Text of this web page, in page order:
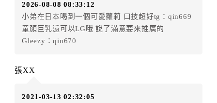
訂單異動後，訂單費用總計小於原訂單費用總計時，訂
房者不得要求退其差額。（限原訂飯店）
（提出申辦日為保留起算日）
店客滿，敬請及早計畫，如逾時未提出申辦，視同無條
2026-08-08 08:33:12
小弟在日本喝到一個可愛蘿莉 口技超好tg：qin669
童顏巨乳還可以LG哦 說了滿意要來推廣的
Gleezy：qin670
張XX
2021-03-13 02:32:05